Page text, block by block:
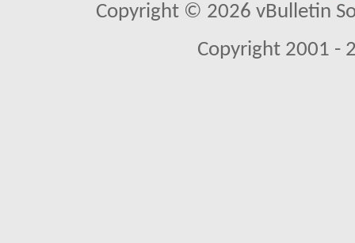
Copyright © 2026 vBulletin
Copyright 2001 -